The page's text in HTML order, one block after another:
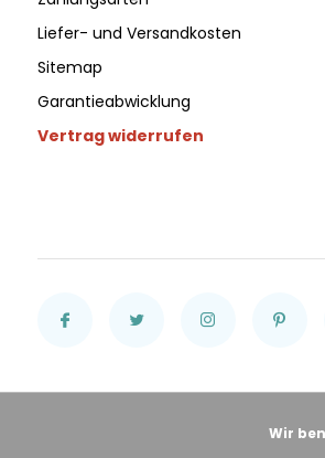
Liefer- und Versandkosten
Sitemap
Garantieabwicklung
Vertrag widerrufen
Wir